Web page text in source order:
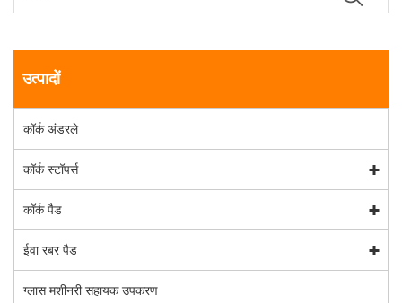
उत्पादों
कॉर्क अंडरले
कॉर्क स्टॉपर्स
कॉर्क पैड
ईवा रबर पैड
ग्लास मशीनरी सहायक उपकरण